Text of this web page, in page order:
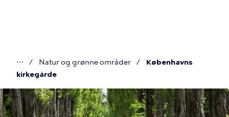
Du
er
her
⋯ Natur og grønne områder
Københavns
kirkegårde